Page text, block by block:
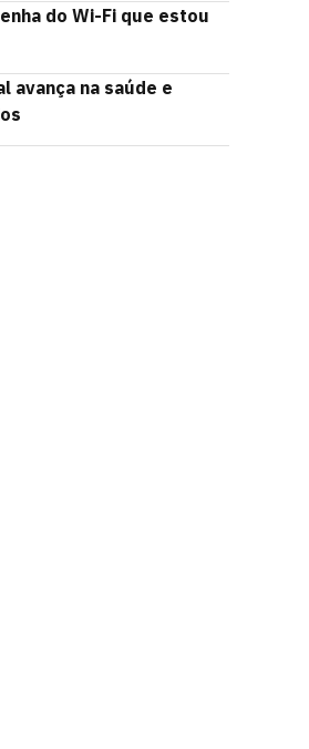
do Wi-Fi que estou
avança na saúde e